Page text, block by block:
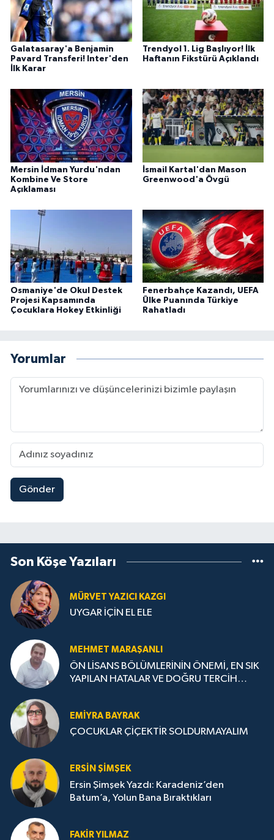
Galatasaray'a Benjamin
Pavard Transferi! Inter'den
İlk Karar
Trendyol 1. Lig Başlıyor! İlk
Haftanın Fikstürü Açıklandı
Mersin İdman Yurdu'ndan
Kombine Ve Store
Açıklaması
İsmail Kartal'dan Mason
Greenwood'a Övgü
Osmaniye'de Okul Destek
Projesi Kapsamında
Çocuklara Hokey Etkinliği
Fenerbahçe Kazandı, UEFA
Ülke Puanında Türkiye
Rahatladı
Yorumlar
Gönder
Son Köşe Yazıları
MÜRVET YAZICI KAZGI
UYGAR İÇİN EL ELE
MEHMET MARAŞANLI
ÖN LİSANS BÖLÜMLERİNİN ÖNEMİ, EN SIK
YAPILAN HATALAR VE DOĞRU TERCİH
EMIYRA BAYRAK
ÇOCUKLAR ÇİÇEKTİR SOLDURMAYALIM
ERSIN ŞIMŞEK
Ersin Şimşek Yazdı: Karadeniz’den
Batum’a, Yolun Bana Bıraktıkları
FAKIR YILMAZ